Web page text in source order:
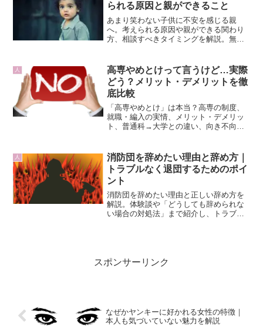
られる原因と親ができること
あまり笑わない子供に不安を感じる親
へ。考えられる原因や親ができる関わり
方、相談すべきタイミングを解説。無理
人
高専やめとけって言うけど…実際
どう？メリット・デメリットを徹
底比較
「高専やめとけ」は本当？高専の制度、
就職・編入の実情、メリット・デメリッ
ト、普通科→大学との違い、向き不向き
人
消防団を辞めたい理由と辞め方｜
トラブルなく退団するためのポイ
ント
消防団を辞めたい理由と正しい辞め方を
解説。体験談や「どうしても辞められな
い場合の対処法」まで紹介し、トラブル
スポンサーリンク
なぜかヤンキーに好かれる女性の特徴｜
本人も気づいていない魅力を解説